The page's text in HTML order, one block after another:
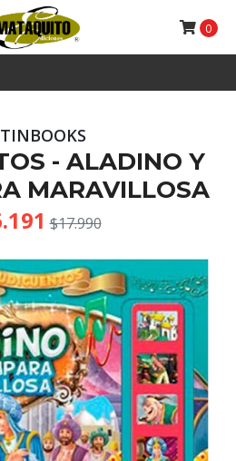
0
- ALADINO Y
MARAVILLOSA
$17.990